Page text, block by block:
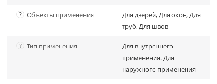
? Объекты применения
Для дверей, Для окон, Для
труб, Для швов
? Тип применения
Для внутреннего
применения, Для
наружного применения